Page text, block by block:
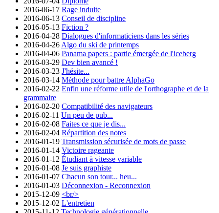
2016-06-17 Rage induite
2016-06-13 Conseil de discipline
2016-05-13 Fiction ?
2016-04-28 Dialogues d'informaticiens dans les séries
2016-04-26 Algo du ski de printemps
2016-04-06 Panama papers : partie émergée de l'iceberg
2016-03-29 Dev bien avancé !
2016-03-23 J'hésite...
2016-03-14 Méthode pour battre AlphaGo
2016-02-22 Enfin une réforme utile de l'orthographe et de la
grammaire
2016-02-20 Compatibilité des navigateurs
2016-02-11 Un peu de pub...
2016-02-08 Faites ce que je dis...
2016-02-04 Répartition des notes
2016-01-19 Transmission sécurisée de mots de passe
2016-01-14 Victoire rageante
2016-01-12 Étudiant à vitesse variable
2016-01-08 Je suis graphiste
2016-01-07 Chacun son tour... heu...
2016-01-03 Déconnexion - Reconnexion
2015-12-09 <br/>
2015-12-02 L'entretien